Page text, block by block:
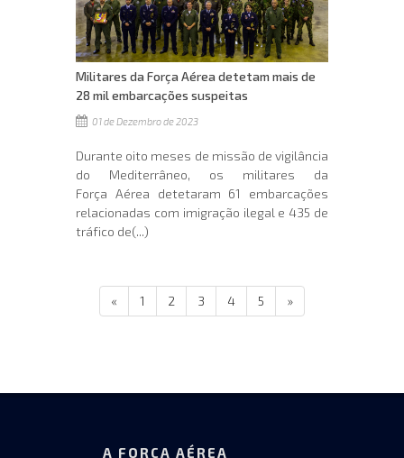
Militares da Força Aérea detetam mais de
28 mil embarcações suspeitas
01 de Dezembro de 2023
Durante oito meses de missão de vigilância
do Mediterrâneo, os militares da
Força Aérea detetaram 61 embarcações
relacionadas com imigração ilegal e 435 de
tráfico de(...)
« 1 2 3 4 5 »
A FORÇA AÉREA